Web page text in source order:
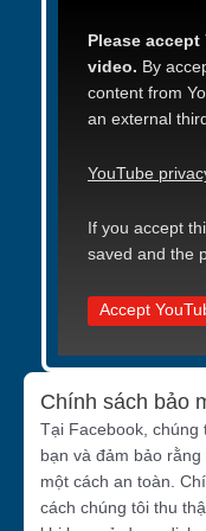
Please
video. By
content from
an external
YouTube
If you accept
saved and the
Accept
Chính sách bảo
Tại Facebook, chúng
bạn và đảm bảo
một cách an toàn.
cách chúng tôi thu